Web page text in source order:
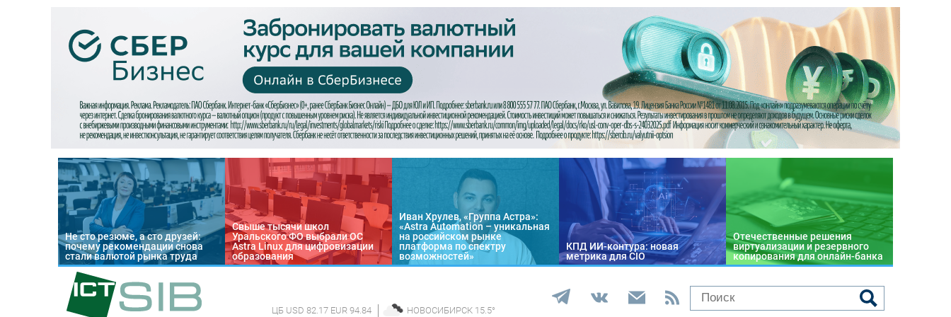
Не сто резюме, а сто друзей:
почему рекомендации снова
стали валютой рынка труда
Свыше тысячи школ
Уральского ФО выбрали ОС
Astra Linux для цифровизации
образования
Иван Хрулев, «Группа Астра»:
«Astra Automation – уникальная
на российском рынке
платформа по спектру
возможностей»
КПД ИИ-контура: новая
метрика для CIO
Отечественные решения
виртуализации и резервного
копирования для онлайн-банка
ЦБ USD 82.17 EUR 94.84 НОВОСИБИРСК 15.5°